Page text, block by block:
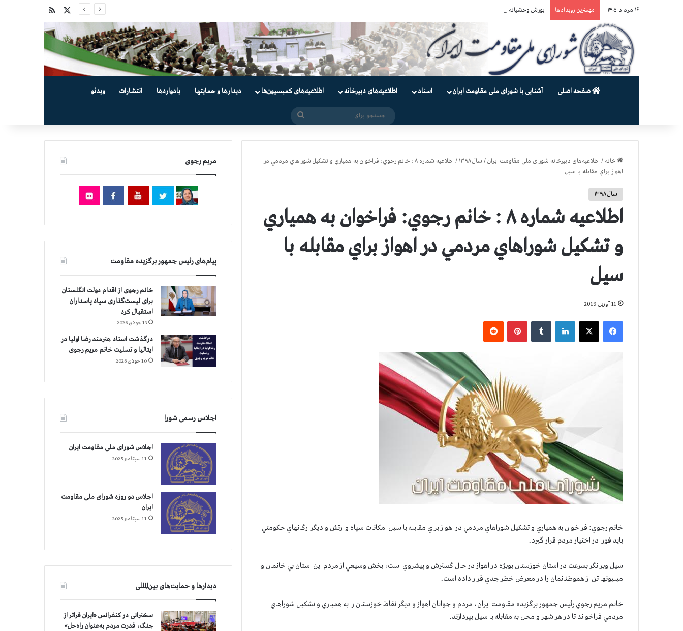
۱۶ مرداد ۱۴۰۵ مهمترین رویدادها یورش وحشیانه دژخیمان رژیم آخوندی به بند ۷ زندان اوین و ضرب‌وجرح زندانیان سیاسی
صفحه اصلی آشنایی با شورای ملی مقاومت ایران اسناد اطلاعیه‌های دبیرخانه اطلاعیه‌های کمیسیون‌‌ها دیدارها و حمایتها یادواره‌ها انتشارات ویدئو
خانه / اطلاعیه‌های دبیرخانه شورای ملی مقاومت ایران/ سال ۱۳۹۸ /
اطلاعیه شماره ۸ : خانم رجوي: فراخوان به همياري و تشكيل شوراهاي مردمي در
اهواز براي مقابله با سيل
سال ۱۳۹۸
اطلاعیه شماره ۸ : خانم رجوي: فراخوان به همياري
و تشكيل شوراهاي مردمي در اهواز براي مقابله با
سيل
11 آوریل 2019
فیس بوک X ‫پین‌ترست
خانم رجوي: فراخوان به همياري و تشكيل شوراهاي مردمي در اهواز براي مقابله با سيل امكانات سپاه و ارتش و ديگر ارگانهاي حكومتي
بايد فورا در اختيار مردم قرار گيرد.
سيل ويرانگر بسرعت در استان خوزستان بويژه در اهواز در حال گسترش و پيشروي است، بخش وسيعي از مردم اين استان بي خانمان و
ميليونها تن از هموطنانمان را در معرض خطر جدي قرار داده است.
خانم مريم رجوي رئيس جمهور برگزيده مقاومت ايران، مردم و جوانان اهواز و ديگر نقاط خوزستان را به همياري و تشكيل شوراهاي
مردمي فراخواند تا در هر شهر و محل به مقابله با سيل بپردازند.
مریم رجوی
پیام‌های رئیس جمهور برگزیده مقاومت
خانم رجوی از اقدام دولت انگلستان
برای لیست‌گذاری سپاه پاسداران
استقبال کرد
13 جولای 2026
درگذشت استاد هنرمند رضا اولیا در
ایتالیا و تسلیت خانم مریم رجوی
10 جولای 2026
اجلاس رسمی شورا
اجلاس شورای ملی مقاومت ایران
11 سپتامبر 2025
اجلاس دو روزه شورای ملی مقاومت
ایران
11 سپتامبر 2025
دیدارها و حمایت‌های بین‌المللی
سخنرانی در کنفرانس «ایران فراتر از
جنگ، قدرت مردم به‌عنوان راه‌حل»